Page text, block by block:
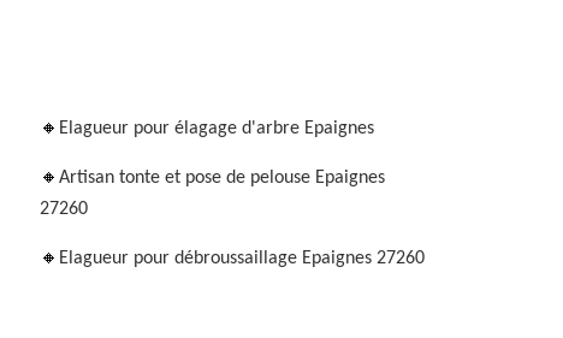
Elagueur pour élagage d'arbre Epaignes
Artisan tonte et pose de pelouse Epaignes
27260
Elagueur pour débroussaillage Epaignes 27260